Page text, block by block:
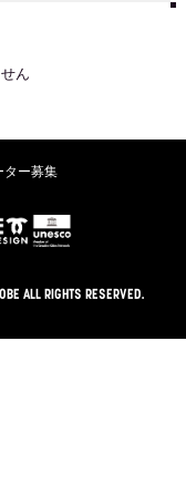
ん
ター募集
ALL RIGHTS RESERVED.